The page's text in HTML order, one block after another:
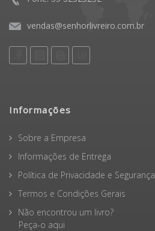
vendas@senhorlivreiro.com.br
Informações
Sobre a Empresa
Informações de Entrega
Política de Privacidade e Segurança
Termos e Condições Gerais
Não encontrou um livro?
Peça-o aqui